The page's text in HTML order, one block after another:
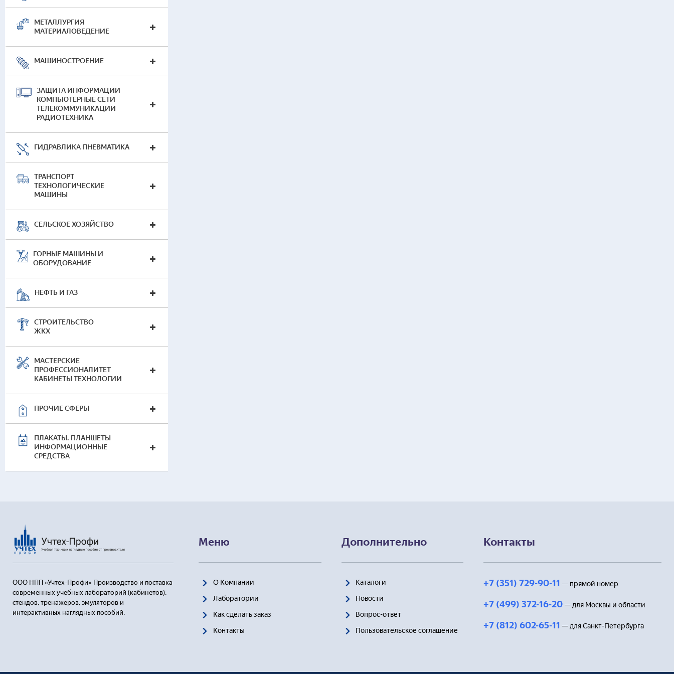
МЕТАЛЛУРГИЯ
МАТЕРИАЛОВЕДЕНИЕ
МАШИНОСТРОЕНИЕ
ЗАЩИТА ИНФОРМАЦИИ
КОМПЬЮТЕРНЫЕ СЕТИ
ТЕЛЕКОММУНИКАЦИИ
РАДИОТЕХНИКА
ГИДРАВЛИКА ПНЕВМАТИКА
ТРАНСПОРТ
ТЕХНОЛОГИЧЕСКИЕ
МАШИНЫ
СЕЛЬСКОЕ ХОЗЯЙСТВО
ГОРНЫЕ МАШИНЫ И
ОБОРУДОВАНИЕ
НЕФТЬ И ГАЗ
СТРОИТЕЛЬСТВО
ЖКХ
МАСТЕРСКИЕ
ПРОФЕССИОНАЛИТЕТ
КАБИНЕТЫ ТЕХНОЛОГИИ
ПРОЧИЕ СФЕРЫ
ПЛАКАТЫ. ПЛАНШЕТЫ
ИНФОРМАЦИОННЫЕ
СРЕДСТВА
ООО НПП »Учтех-Профи» Производство и поставка
современных учебных лабораторий (кабинетов),
стендов, тренажеров, эмуляторов и
интерактивных наглядных пособий.
Меню
О Компании
Лаборатории
Как сделать заказ
Контакты
Дополнительно
Каталоги
Новости
Вопрос-ответ
Пользовательское соглашение
Контакты
+7 (351) 729-90-11 — прямой номер
+7 (499) 372-16-20 — для Москвы и области
+7 (812) 602-65-11 — для Санкт-Петербурга